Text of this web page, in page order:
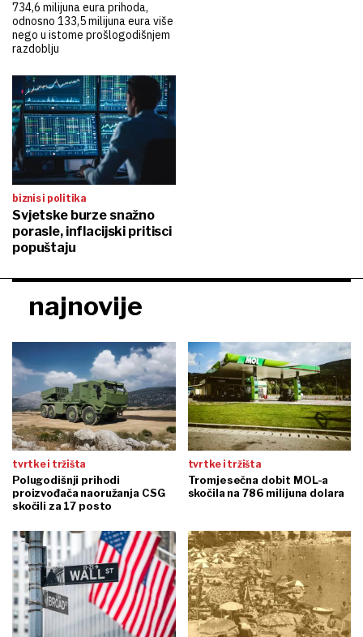
734,6 milijuna eura prihoda,
odnosno 133,5 milijuna eura više
nego u istome prošlogodišnjem
razdoblju
biznis i politika
Svjetske burze snažno
porasle, inflacijski pritisci
popuštaju
najnovije
tvrtke i tržišta
Polugodišnji prihodi
proizvođača naoružanja CSG
skočili za 17 posto
tvrtke i tržišta
Tromjesečna dobit MOL-a
skočila na 786 milijuna dolara